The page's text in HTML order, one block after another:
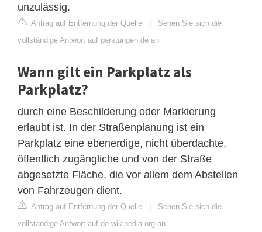
unzulässig.
Antrag auf Entfernung der Quelle | Sehen Sie sich die
vollständige Antwort auf gerstungen.de an
Wann gilt ein Parkplatz als
Parkplatz?
durch eine Beschilderung oder Markierung
erlaubt ist. In der Straßenplanung ist ein
Parkplatz eine ebenerdige, nicht überdachte,
öffentlich zugängliche und von der Straße
abgesetzte Fläche, die vor allem dem Abstellen
von Fahrzeugen dient.
Antrag auf Entfernung der Quelle | Sehen Sie sich die
vollständige Antwort auf de.wikipedia.org an